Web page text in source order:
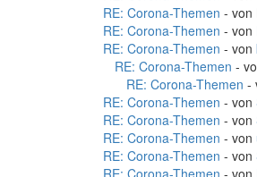
RE: Corona-Themen - von
RE: Corona-Themen - von
RE: Corona-Themen - von
RE: Corona-Themen -
RE: Corona-Themen -
RE: Corona-Themen - von
RE: Corona-Themen - von
RE: Corona-Themen - von
RE: Corona-Themen - von